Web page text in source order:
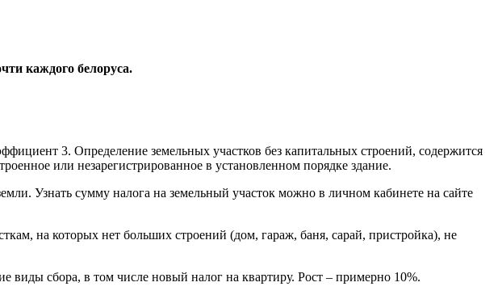
каждого белоруса.
3. Определение земельных участков без капитальных строений, содержится
или незарегистрированное в установленном порядке здание.
Узнать сумму налога на земельный участок можно в личном кабинете на сайте
на которых нет больших строений (дом, гараж, баня, сарай, пристройка), не
сбора, в том числе новый налог на квартиру. Рост – примерно 10%.